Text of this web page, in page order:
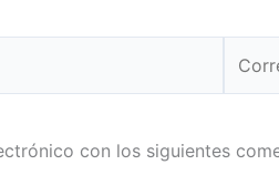
con los siguientes